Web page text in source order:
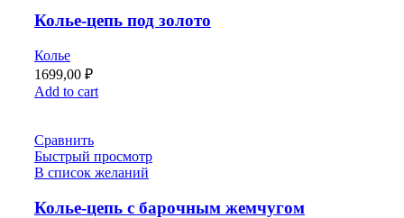
Колье-цепь под золото
Колье
1699,00 ₽
Add to cart
Сравнить
Быстрый просмотр
В список желаний
Колье-цепь с барочным жемчугом